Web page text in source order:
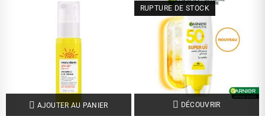
AJOUTER AU PANIER
RUPTURE DE STOCK
DÉCOUVRIR